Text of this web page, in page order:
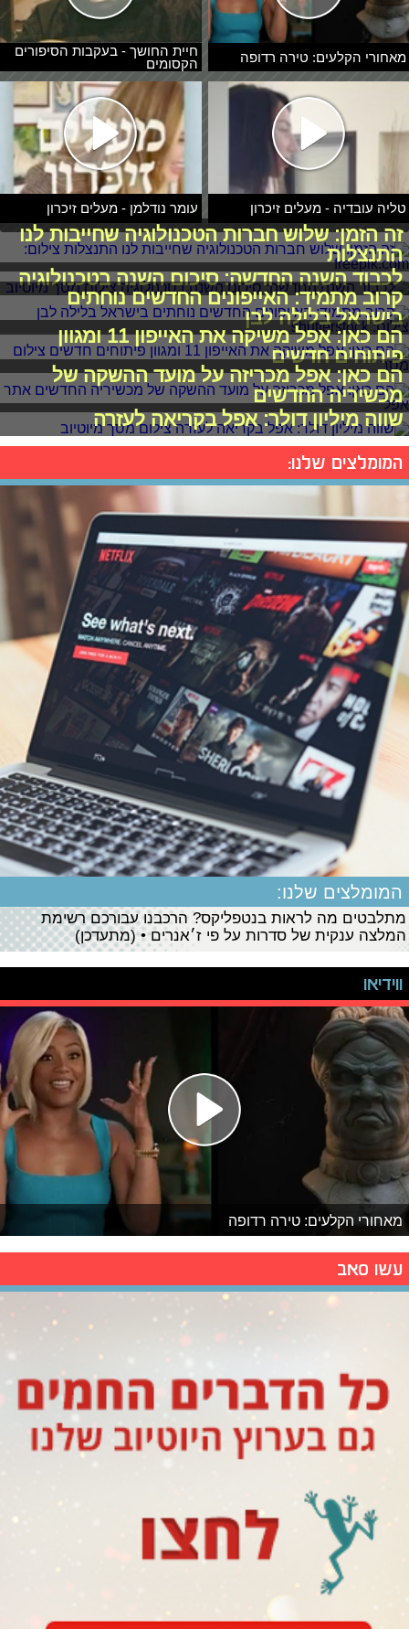
מאחורי הקלעים: טירה רדופה
חיית החושך - בעקבות הסיפורים
הקסומים
טליה עובדיה - מעלים זיכרון עומר נודלמן - מעלים זיכרון
זה הזמן: שלוש חברות הטכנולוגיה שחייבות לנו
התנצלות
לכבוד השנה החדשה: סיכום השנה בטכנולוגיה
קרוב מתמיד: האייפונים החדשים נוחתים
בישראל בלילה לבן
הם כאן: אפל משיקה את האייפון 11 ומגוון
פיתוחים חדשים
הם כאן: אפל מכריזה על מועד ההשקה של
מכשיריה החדשים
שווה מיליון דולר: אפל בקריאה לעזרה
המומלצים שלנו:
המומלצים שלנו:
מתלבטים מה לראות בנטפליקס? הרכבנו עבורכם רשימת
המלצה ענקית של סדרות על פי ז׳אנרים • (מתעדכן)
ווידיאו
מאחורי הקלעים: טירה רדופה
עשו סאב